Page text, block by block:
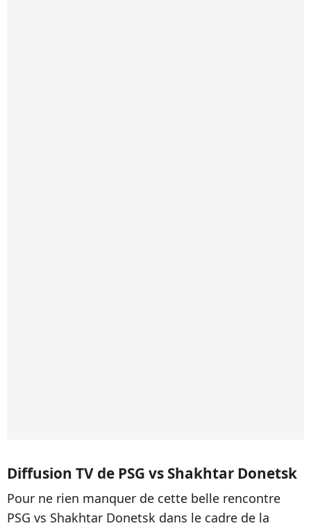
Diffusion TV de PSG vs Shakhtar Donetsk
Pour ne rien manquer de cette belle rencontre
PSG vs Shakhtar Donetsk dans le cadre de la